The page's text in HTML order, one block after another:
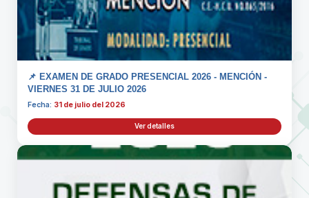
📌 EXAMEN DE GRADO PRESENCIAL 2026 - MENCIÓN -
VIERNES 31 DE JULIO 2026
Fecha: 31 de julio del 2026
Ver detalles